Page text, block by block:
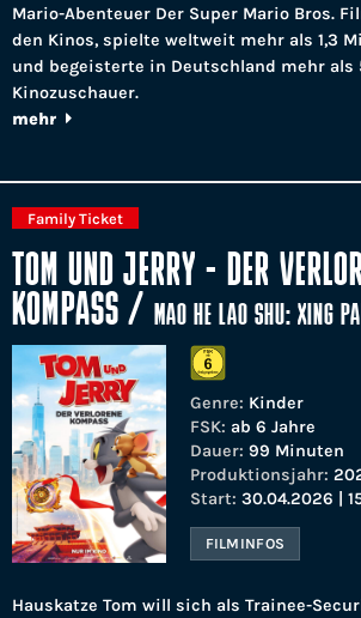
Mario-Abenteuer Der Super Mario Bros.
den Kinos, spielte weltweit mehr als 1,3
und begeisterte in Deutschland mehr als
Kinozuschauer.
mehr
Family Ticket
TOM UND JERRY - DER
KOMPASS / MAO HE LAO SHU: XING
Genre: Kinder
FSK: ab 6 Jahre
Dauer: 99 Minuten
Produktionsjahr:
Start: 30.04.2026 |
FILMINFOS
Hauskatze Tom will sich als Trainee-